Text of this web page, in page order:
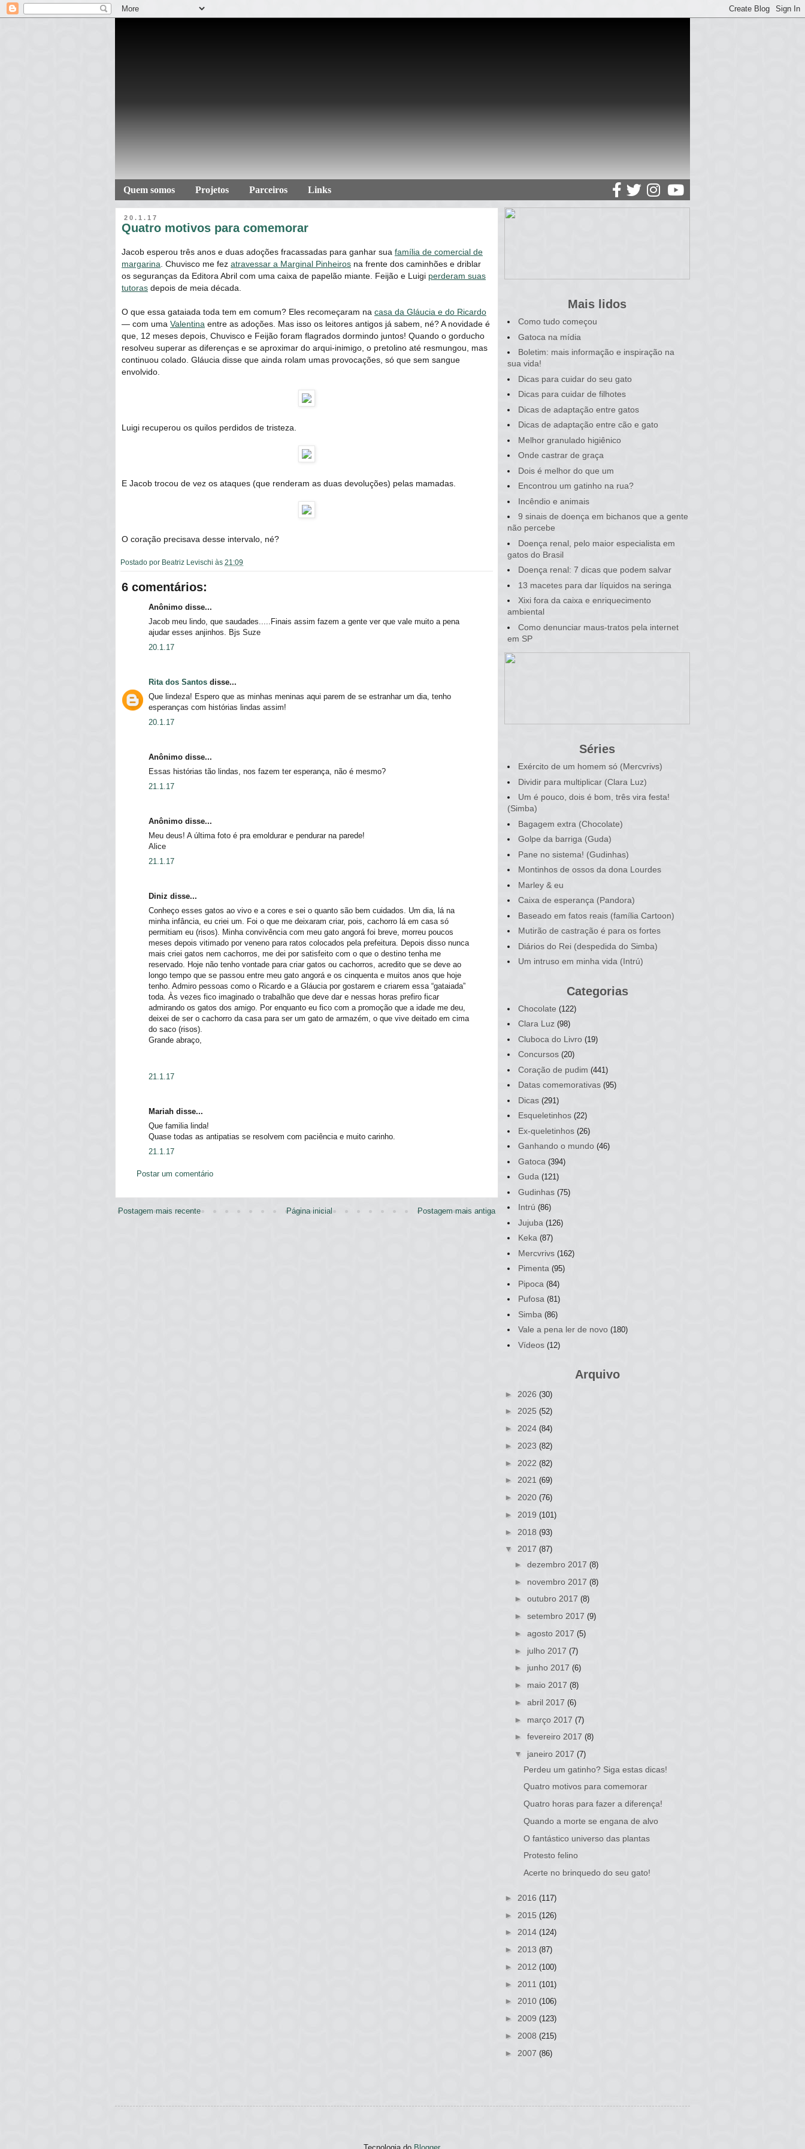
Quem somos Projetos Parceiros Links
20.1.17
Quatro motivos para comemorar
Jacob esperou três anos e duas adoções fracassadas para ganhar sua família de comercial de
margarina . Chuvisco me fez atravessar a Marginal Pinheiros na frente dos caminhões e driblar
os seguranças da Editora Abril com uma caixa de papelão miante. Feijão e Luigi perderam suas
tutoras depois de meia década.
O que essa gataiada toda tem em comum? Eles recomeçaram na casa da Gláucia e do Ricardo
― com uma Valentina entre as adoções. Mas isso os leitores antigos já sabem, né? A novidade é
que, 12 meses depois, Chuvisco e Feijão foram flagrados dormindo juntos! Quando o gorducho
resolveu superar as diferenças e se aproximar do arqui-inimigo, o pretolino até resmungou, mas
continuou colado. Gláucia disse que ainda rolam umas provocações, só que sem sangue
envolvido.
Luigi recuperou os quilos perdidos de tristeza.
E Jacob trocou de vez os ataques (que renderam as duas devoluções) pelas mamadas.
O coração precisava desse intervalo, né?
Postado por Beatriz Levischi às 21:09
6 comentários:
Anônimo disse...
Jacob meu lindo, que saudades.....Finais assim fazem a gente ver que vale muito a pena
ajudar esses anjinhos. Bjs Suze
20.1.17
Rita dos Santos disse...
Que lindeza! Espero que as minhas meninas aqui parem de se estranhar um dia, tenho
esperanças com histórias lindas assim!
20.1.17
Anônimo disse...
Essas histórias tão lindas, nos fazem ter esperança, não é mesmo?
21.1.17
Anônimo disse...
Meu deus! A última foto é pra emoldurar e pendurar na parede!
Alice
21.1.17
Diniz disse...
Conheço esses gatos ao vivo e a cores e sei o quanto são bem cuidados. Um dia, lá na
minha infância, eu criei um. Foi o que me deixaram criar, pois, cachorro lá em casa só
permitiam eu (risos). Minha convivência com meu gato angorá foi breve, morreu poucos
meses depois vitimado por veneno para ratos colocados pela prefeitura. Depois disso nunca
mais criei gatos nem cachorros, me dei por satisfeito com o que o destino tenha me
reservado. Hoje não tenho vontade para criar gatos ou cachorros, acredito que se deve ao
longo tempo que se passou entre meu gato angorá e os cinquenta e muitos anos que hoje
tenho. Admiro pessoas como o Ricardo e a Gláucia por gostarem e criarem essa “gataiada”
toda. Às vezes fico imaginado o trabalhão que deve dar e nessas horas prefiro ficar
admirando os gatos dos amigo. Por enquanto eu fico com a promoção que a idade me deu,
deixei de ser o cachorro da casa para ser um gato de armazém, o que vive deitado em cima
do saco (risos).
Grande abraço,
21.1.17
Mariah disse...
Que familia linda!
Quase todas as antipatias se resolvem com paciência e muito carinho.
21.1.17
Postar um comentário
Postagem mais recente Postagem mais antiga
Página inicial
Mais lidos
Como tudo começou
Gatoca na mídia
Boletim: mais informação e inspiração na
sua vida!
Dicas para cuidar do seu gato
Dicas para cuidar de filhotes
Dicas de adaptação entre gatos
Dicas de adaptação entre cão e gato
Melhor granulado higiênico
Onde castrar de graça
Dois é melhor do que um
Encontrou um gatinho na rua?
Incêndio e animais
9 sinais de doença em bichanos que a gente
não percebe
Doença renal, pelo maior especialista em
gatos do Brasil
Doença renal: 7 dicas que podem salvar
13 macetes para dar líquidos na seringa
Xixi fora da caixa e enriquecimento
ambiental
Como denunciar maus-tratos pela internet
em SP
Séries
Exército de um homem só (Mercvrivs)
Dividir para multiplicar (Clara Luz)
Um é pouco, dois é bom, três vira festa!
(Simba)
Bagagem extra (Chocolate)
Golpe da barriga (Guda)
Pane no sistema! (Gudinhas)
Montinhos de ossos da dona Lourdes
Marley & eu
Caixa de esperança (Pandora)
Baseado em fatos reais (família Cartoon)
Mutirão de castração é para os fortes
Diários do Rei (despedida do Simba)
Um intruso em minha vida (Intrú)
Categorias
Chocolate (122)
Clara Luz (98)
Cluboca do Livro (19)
Concursos (20)
Coração de pudim (441)
Datas comemorativas (95)
Dicas (291)
Esqueletinhos (22)
Ex-queletinhos (26)
Ganhando o mundo (46)
Gatoca (394)
Guda (121)
Gudinhas (75)
Intrú (86)
Jujuba (126)
Keka (87)
Mercvrivs (162)
Pimenta (95)
Pipoca (84)
Pufosa (81)
Simba (86)
Vale a pena ler de novo (180)
Vídeos (12)
Arquivo
► 2026 (30)
► 2025 (52)
► 2024 (84)
► 2023 (82)
► 2022 (82)
► 2021 (69)
► 2020 (76)
► 2019 (101)
► 2018 (93)
▼ 2017 (87)
► dezembro 2017 (8)
► novembro 2017 (8)
► outubro 2017 (8)
► setembro 2017 (9)
► agosto 2017 (5)
► julho 2017 (7)
► junho 2017 (6)
► maio 2017 (8)
► abril 2017 (6)
► março 2017 (7)
► fevereiro 2017 (8)
▼ janeiro 2017 (7)
Perdeu um gatinho? Siga estas dicas!
Quatro motivos para comemorar
Quatro horas para fazer a diferença!
Quando a morte se engana de alvo
O fantástico universo das plantas
Protesto felino
Acerte no brinquedo do seu gato!
► 2016 (117)
► 2015 (126)
► 2014 (124)
► 2013 (87)
► 2012 (100)
► 2011 (101)
► 2010 (106)
► 2009 (123)
► 2008 (215)
► 2007 (86)